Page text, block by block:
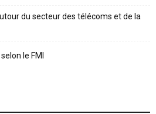
du secteur des télécoms et de la
le FMI